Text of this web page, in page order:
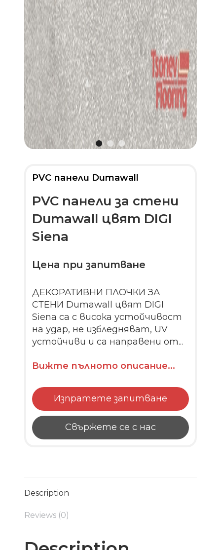
PVC панели Dumawall
PVC панели за стени
Dumawall цвят DIGI
Siena
Цена при запитване
ДЕКОРАТИВНИ ПЛОЧКИ ЗА
СТЕНИ Dumawall цвят DIGI
Siena са с висока устойчивост
на удар, не избледняват, UV
устойчиви и са направени от...
Вижте пълното описание...
Изпратете запитване
Свържете се с нас
Description
Reviews (0)